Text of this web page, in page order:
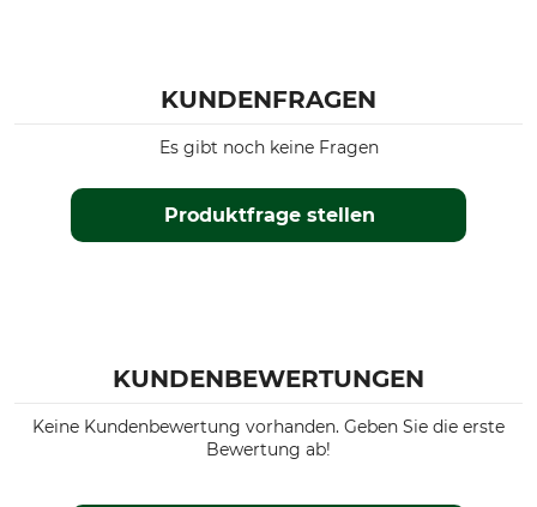
KUNDENFRAGEN
Produktfrage stellen
Es gibt noch keine Fragen
KUNDENBEWERTUNGEN
Keine Kundenbewertung vorhanden. Geben Sie die erste
Bewertung ab!